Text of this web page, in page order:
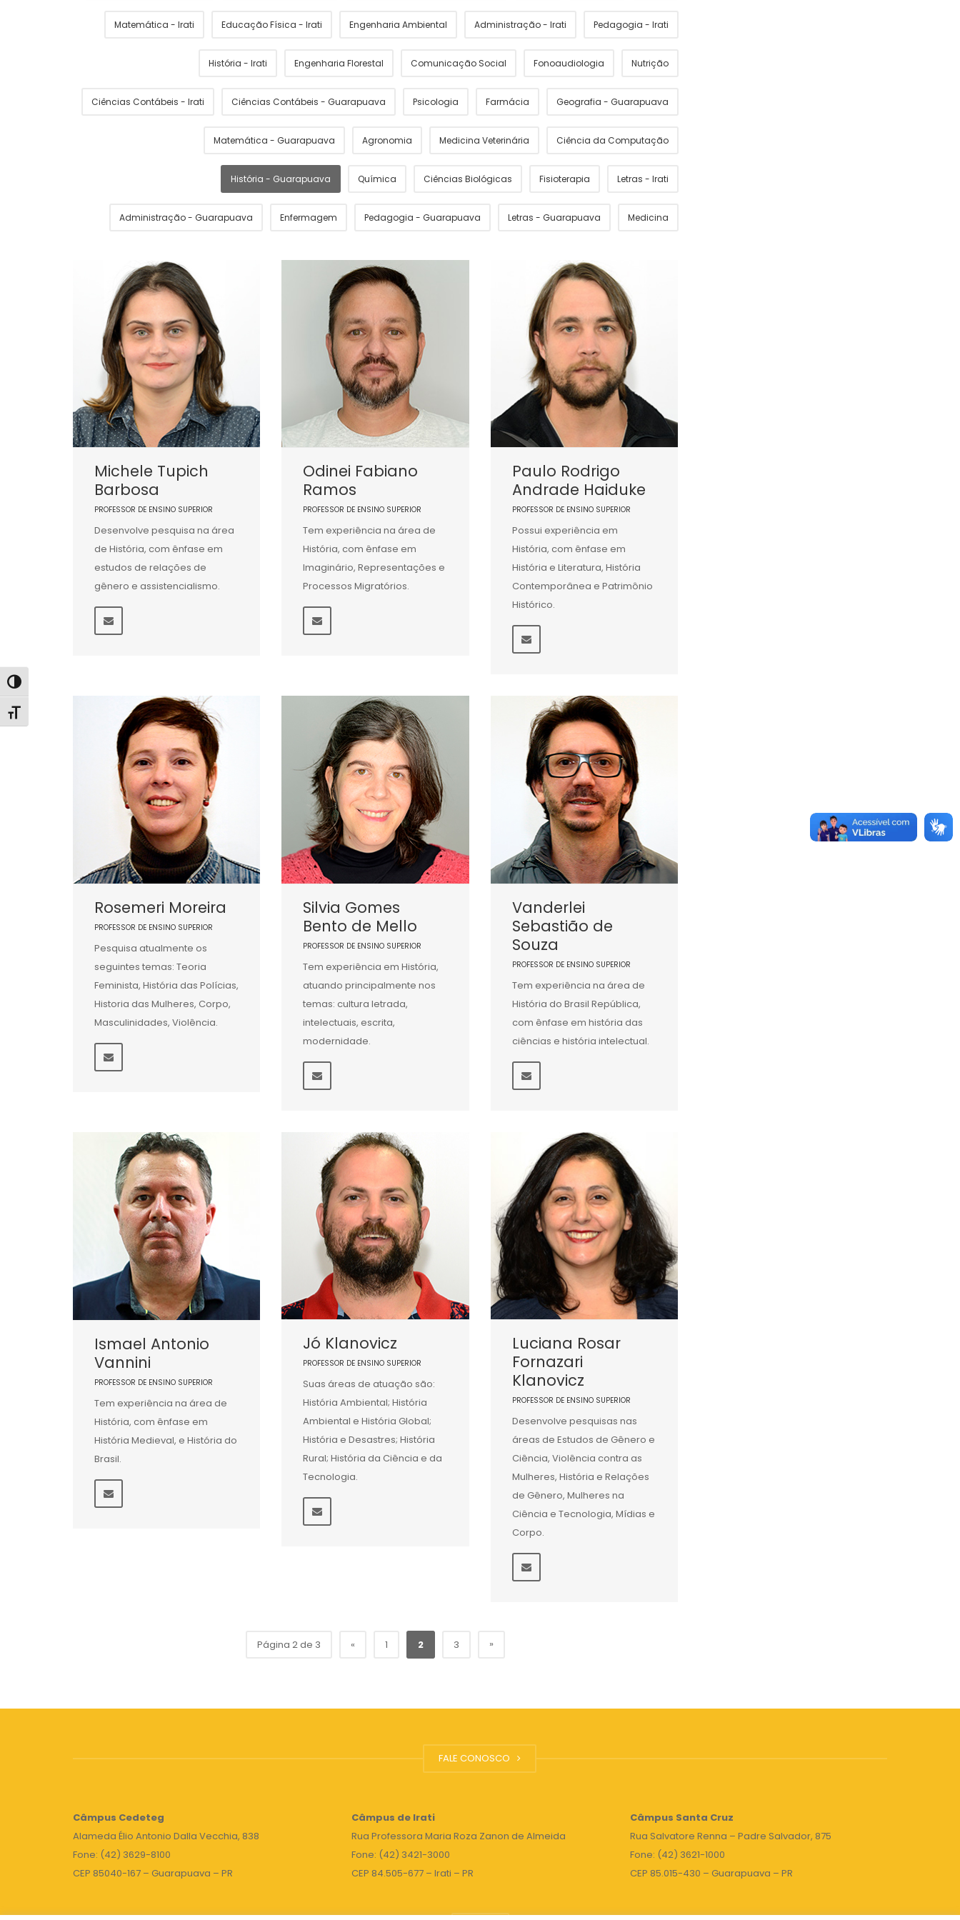
Alternar alto contraste
Alternar tamanho da fonte
Matemática - Irati Educação Física - Irati Engenharia Ambiental Administração - Irati Pedagogia - Irati
História - Irati Engenharia Florestal Comunicação Social Fonoaudiologia Nutrição
Ciências Contábeis - Irati Ciências Contábeis - Guarapuava Psicologia Farmácia Geografia - Guarapuava
Matemática - Guarapuava Agronomia Medicina Veterinária Ciência da Computação
História - Guarapuava Química Ciências Biológicas Fisioterapia Letras - Irati
Administração - Guarapuava Enfermagem Pedagogia - Guarapuava Letras - Guarapuava Medicina
Michele Tupich
Barbosa
PROFESSOR DE ENSINO SUPERIOR
Desenvolve pesquisa na área
de História, com ênfase em
estudos de relações de
gênero e assistencialismo.
Odinei Fabiano
Ramos
PROFESSOR DE ENSINO SUPERIOR
Tem experiência na área de
História, com ênfase em
Imaginário, Representações e
Processos Migratórios.
Paulo Rodrigo
Andrade Haiduke
PROFESSOR DE ENSINO SUPERIOR
Possui experiência em
História, com ênfase em
História e Literatura, História
Contemporânea e Patrimônio
Histórico.
Rosemeri Moreira
PROFESSOR DE ENSINO SUPERIOR
Pesquisa atualmente os
seguintes temas: Teoria
Feminista, História das Polícias,
Historia das Mulheres, Corpo,
Masculinidades, Violência.
Silvia Gomes
Bento de Mello
PROFESSOR DE ENSINO SUPERIOR
Tem experiência em História,
atuando principalmente nos
temas: cultura letrada,
intelectuais, escrita,
modernidade.
Vanderlei
Sebastião de
Souza
PROFESSOR DE ENSINO SUPERIOR
Tem experiência na área de
História do Brasil República,
com ênfase em história das
ciências e história intelectual.
Ismael Antonio
Vannini
PROFESSOR DE ENSINO SUPERIOR
Tem experiência na área de
História, com ênfase em
História Medieval, e História do
Brasil.
Jó Klanovicz
PROFESSOR DE ENSINO SUPERIOR
Suas áreas de atuação são:
História Ambiental; História
Ambiental e História Global;
História e Desastres; História
Rural; História da Ciência e da
Tecnologia.
Luciana Rosar
Fornazari
Klanovicz
PROFESSOR DE ENSINO SUPERIOR
Desenvolve pesquisas nas
áreas de Estudos de Gênero e
Ciência, Violência contra as
Mulheres, História e Relações
de Gênero, Mulheres na
Ciência e Tecnologia, Mídias e
Corpo.
Página 2 de 3 « 1 2 3 »
FALE CONOSCO
Câmpus Cedeteg
Alameda Élio Antonio Dalla Vecchia, 838
Fone: (42) 3629-8100
CEP 85040-167 – Guarapuava – PR
Câmpus de Irati
Rua Professora Maria Roza Zanon de Almeida
Fone: (42) 3421-3000
CEP 84.505-677 – Irati – PR
Câmpus Santa Cruz
Rua Salvatore Renna – Padre Salvador, 875
Fone: (42) 3621-1000
CEP 85.015-430 – Guarapuava – PR